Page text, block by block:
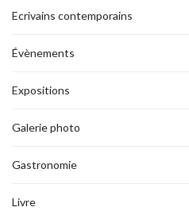
Ecrivains contemporains
Évènements
Expositions
Galerie photo
Gastronomie
Livre